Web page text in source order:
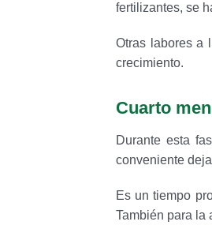
fertilizantes, se
Otras labores a
crecimiento.
Cuarto
Durante esta
conveniente
Es un tiempo
También para la